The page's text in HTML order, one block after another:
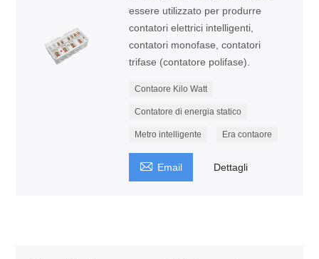
essere utilizzato per produrre
contatori elettrici intelligenti,
contatori monofase, contatori
trifase (contatore polifase).
Contaore Kilo Watt
Contatore di energia statico
Metro intelligente Era contaore
 Email Dettagli